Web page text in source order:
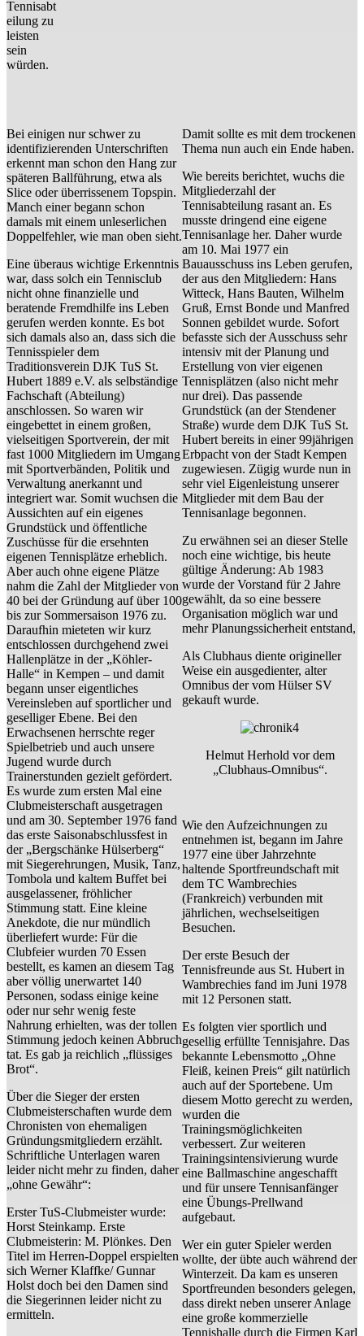
Tennisabt
eilung zu
leisten
sein
würden.
Bei einigen nur schwer zu
identifizierenden Unterschriften
erkennt man schon den Hang zur
späteren Ballführung, etwa als
Slice oder überrissenem Topspin.
Manch einer begann schon
damals mit einem unleserlichen
Doppelfehler, wie man oben sieht.
Eine überaus wichtige Erkenntnis
war, dass solch ein Tennisclub
nicht ohne finanzielle und
beratende Fremdhilfe ins Leben
gerufen werden konnte. Es bot
sich damals also an, dass sich die
Tennisspieler dem
Traditionsverein DJK TuS St.
Hubert 1889 e.V. als selbständige
Fachschaft (Abteilung)
anschlossen. So waren wir
eingebettet in einem großen,
vielseitigen Sportverein, der mit
fast 1000 Mitgliedern im Umgang
mit Sportverbänden, Politik und
Verwaltung anerkannt und
integriert war. Somit wuchsen die
Aussichten auf ein eigenes
Grundstück und öffentliche
Zuschüsse für die ersehnten
eigenen Tennisplätze erheblich.
Aber auch ohne eigene Plätze
nahm die Zahl der Mitglieder von
40 bei der Gründung auf über 100
bis zur Sommersaison 1976 zu.
Daraufhin mieteten wir kurz
entschlossen durchgehend zwei
Hallenplätze in der „Köhler-
Halle“ in Kempen – und damit
begann unser eigentliches
Vereinsleben auf sportlicher und
geselliger Ebene. Bei den
Erwachsenen herrschte reger
Spielbetrieb und auch unsere
Jugend wurde durch
Trainerstunden gezielt gefördert.
Es wurde zum ersten Mal eine
Clubmeisterschaft ausgetragen
und am 30. September 1976 fand
das erste Saisonabschlussfest in
der „Bergschänke Hülserberg“
mit Siegerehrungen, Musik, Tanz,
Tombola und kaltem Buffet bei
ausgelassener, fröhlicher
Stimmung statt. Eine kleine
Anekdote, die nur mündlich
überliefert wurde: Für die
Clubfeier wurden 70 Essen
bestellt, es kamen an diesem Tag
aber völlig unerwartet 140
Personen, sodass einige keine
oder nur sehr wenig feste
Nahrung erhielten, was der tollen
Stimmung jedoch keinen Abbruch
tat. Es gab ja reichlich „flüssiges
Brot“.
Über die Sieger der ersten
Clubmeisterschaften wurde dem
Chronisten von ehemaligen
Gründungsmitgliedern erzählt.
Schriftliche Unterlagen waren
leider nicht mehr zu finden, daher
„ohne Gewähr“:
Erster TuS-Clubmeister wurde:
Horst Steinkamp. Erste
Clubmeisterin: M. Plönkes. Den
Titel im Herren-Doppel erspielten
sich Werner Klaffke/ Gunnar
Holst doch bei den Damen sind
die Siegerinnen leider nicht zu
ermitteln.
Damit sollte es mit dem trockenen
Thema nun auch ein Ende haben.
Wie bereits berichtet, wuchs die
Mitgliederzahl der
Tennisabteilung rasant an. Es
musste dringend eine eigene
Tennisanlage her. Daher wurde
am 10. Mai 1977 ein
Bauausschuss ins Leben gerufen,
der aus den Mitgliedern: Hans
Witteck, Hans Bauten, Wilhelm
Gruß, Ernst Bonde und Manfred
Sonnen gebildet wurde. Sofort
befasste sich der Ausschuss sehr
intensiv mit der Planung und
Erstellung von vier eigenen
Tennisplätzen (also nicht mehr
nur drei). Das passende
Grundstück (an der Stendener
Straße) wurde dem DJK TuS St.
Hubert bereits in einer 99jährigen
Erbpacht von der Stadt Kempen
zugewiesen. Zügig wurde nun in
sehr viel Eigenleistung unserer
Mitglieder mit dem Bau der
Tennisanlage begonnen.
Zu erwähnen sei an dieser Stelle
noch eine wichtige, bis heute
gültige Änderung: Ab 1983
wurde der Vorstand für 2 Jahre
gewählt, da so eine bessere
Organisation möglich war und
mehr Planungssicherheit entstand,
Als Clubhaus diente origineller
Weise ein ausgedienter, alter
Omnibus der vom Hülser SV
gekauft wurde.
Helmut Herhold vor dem
„Clubhaus-Omnibus“.
Wie den Aufzeichnungen zu
entnehmen ist, begann im Jahre
1977 eine über Jahrzehnte
haltende Sportfreundschaft mit
dem TC Wambrechies
(Frankreich) verbunden mit
jährlichen, wechselseitigen
Besuchen.
Der erste Besuch der
Tennisfreunde aus St. Hubert in
Wambrechies fand im Juni 1978
mit 12 Personen statt.
Es folgten vier sportlich und
gesellig erfüllte Tennisjahre. Das
bekannte Lebensmotto „Ohne
Fleiß, keinen Preis“ gilt natürlich
auch auf der Sportebene. Um
diesem Motto gerecht zu werden,
wurden die
Trainingsmöglichkeiten
verbessert. Zur weiteren
Trainingsintensivierung wurde
eine Ballmaschine angeschafft
und für unsere Tennisanfänger
eine Übungs-Prellwand
aufgebaut.
Wer ein guter Spieler werden
wollte, der übte auch während der
Winterzeit. Da kam es unseren
Sportfreunden besonders gelegen,
dass direkt neben unserer Anlage
eine große kommerzielle
Tennishalle durch die Firmen Karl